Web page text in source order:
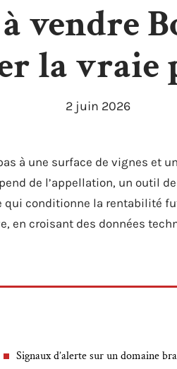
vendre
la vraie
2 juin 2026
à une surface de vignes et
de l’appellation, un outil
conditionne la rentabilité
en croisant des données
Signaux d’alerte sur un domaine